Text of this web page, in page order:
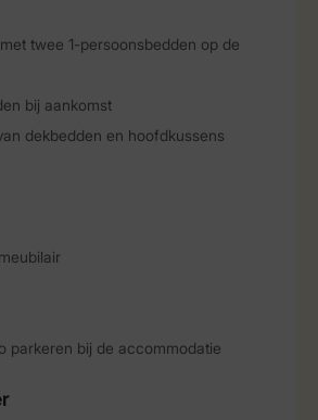
twee 1-persoonsbedden op de
bij aankomst
dekbedden en hoofdkussens
parkeren bij de accommodatie